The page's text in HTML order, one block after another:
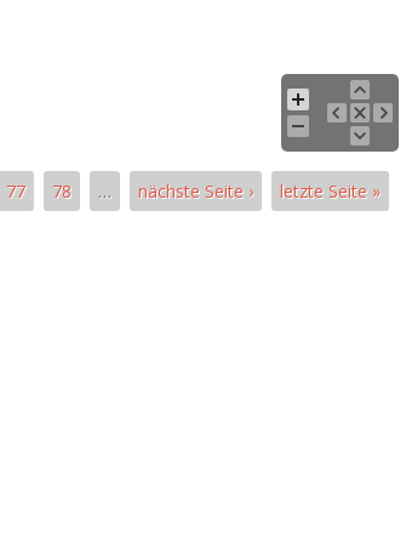
77 78 … nächste Seite › letzte Seite »